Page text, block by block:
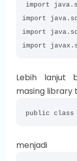
import
import
import
import
Lebih lanjut
masing library
public class
menjadi